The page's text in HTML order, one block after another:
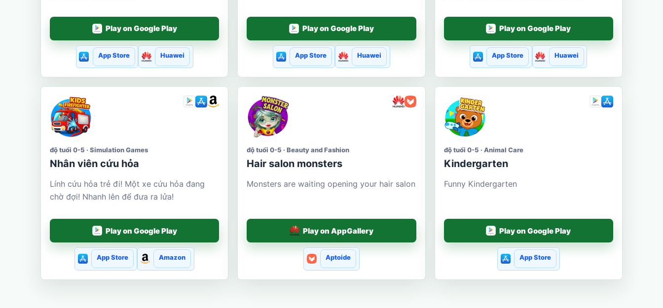
Play on Google Play
App Store Huawei
Play on Google Play
App Store Huawei
Play on Google Play
App Store Huawei
độ tuổi 0-5 · Simulation Games
Nhân viên cứu hỏa
Lính cứu hỏa trẻ đi! Một xe cứu hỏa đang
chờ đợi! Nhanh lên để đưa ra lửa!
Play on Google Play
App Store Amazon
độ tuổi 0-5 · Beauty and Fashion
Hair salon monsters
Monsters are waiting opening your hair salon
Play on AppGallery
Aptoide
độ tuổi 0-5 · Animal Care
Kindergarten
Funny Kindergarten
Play on Google Play
App Store